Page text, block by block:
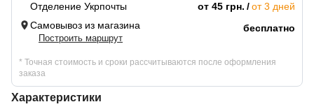
Отделение Укрпочты
от 45 грн.
от 3 дней
Самовывоз из магазина
Построить маршрут
бесплатно
* Точная стоимость и сроки рассчитываются после оформления
заказа
Характеристики